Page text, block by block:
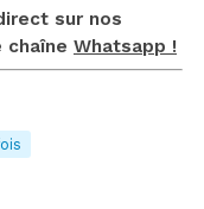
sur nos
Whatsapp !